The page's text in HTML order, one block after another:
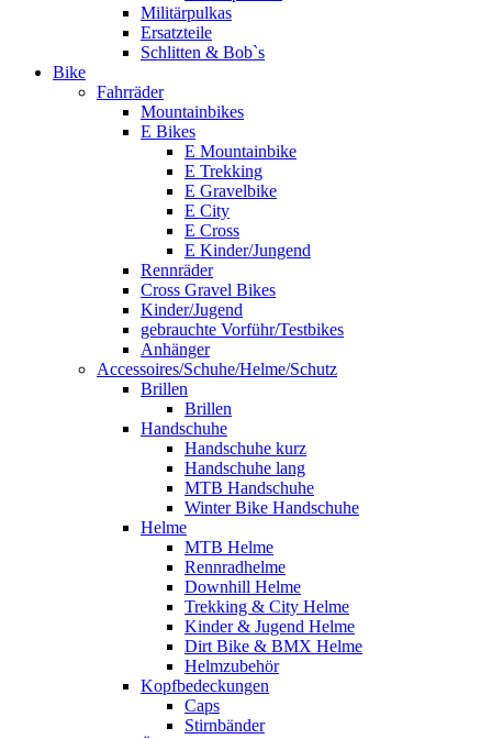
Militärpulkas
Ersatzteile
Schlitten & Bob`s
Bike
Fahrräder
Mountainbikes
E Bikes
E Mountainbike
E Trekking
E Gravelbike
E City
E Cross
E Kinder/Jungend
Rennräder
Cross Gravel Bikes
Kinder/Jugend
gebrauchte Vorführ/Testbikes
Anhänger
Accessoires/Schuhe/Helme/Schutz
Brillen
Brillen
Handschuhe
Handschuhe kurz
Handschuhe lang
MTB Handschuhe
Winter Bike Handschuhe
Helme
MTB Helme
Rennradhelme
Downhill Helme
Trekking & City Helme
Kinder & Jugend Helme
Dirt Bike & BMX Helme
Helmzubehör
Kopfbedeckungen
Caps
Stirnbänder